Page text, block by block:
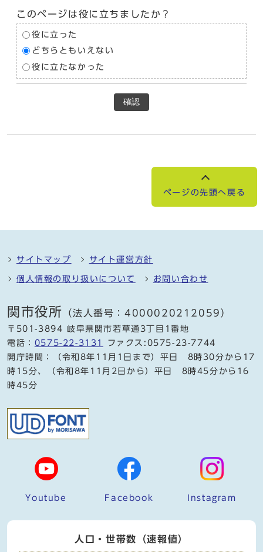
このページは役に立ちましたか？
役に立った
どちらともいえない
役に立たなかった
確認
ページの先頭へ戻る
サイトマップ サイト運営方針
個人情報の取り扱いについて お問い合わせ
関市役所 （法人番号：4000020212059）
〒501-3894 岐阜県関市若草通3丁目1番地
電話： 0575-22-3131
ファクス:0575-23-7744
開庁時間：（令和8年11月1日まで）平日 8時30分から17
時15分、（令和8年11月2日から）平日 8時45分から16
時45分
Youtube Facebook Instagram
人口・世帯数（速報値）